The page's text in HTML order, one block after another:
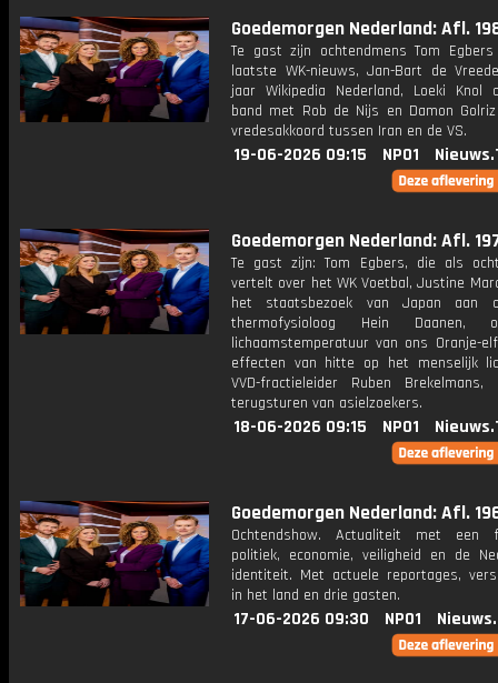
Goedemorgen Nederland: Afl.
Te gast zijn ochtendmens Tom
laatste WK-nieuws, Jan-Bart de
jaar Wikipedia Nederland, Loeki Knol
band met Rob de Nijs en Damon
vredesakkoord tussen Iran en de VS.
19-06-2026 09:15 NPO1
Goedemorgen Nederland: Afl.
Te gast zijn: Tom Egbers, die als
vertelt over het WK Voetbal, Justine
het staatsbezoek van Japan aan
thermofysioloog Hein Daanen,
lichaamstemperatuur van ons Oranje-
effecten van hitte op het menselijk
VVD-fractieleider Ruben
terugsturen van asielzoekers.
18-06-2026 09:15 NPO1
Goedemorgen Nederland: Afl.
Ochtendshow. Actualiteit met een
politiek, economie, veiligheid en de
identiteit. Met actuele reportages,
in het land en drie gasten.
17-06-2026 09:30 NPO1